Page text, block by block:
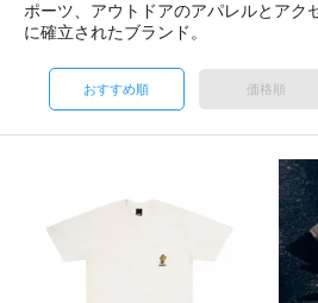
ポーツ、アウトドアのアパレルとアク
に確立されたブランド。
おすすめ順 価格順